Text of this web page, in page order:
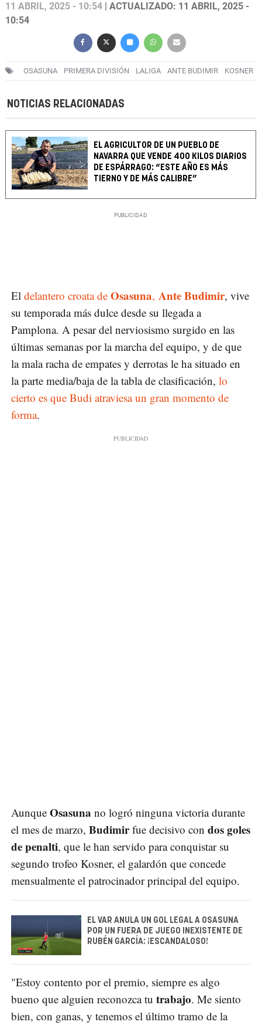
11 ABRIL, 2025 - 10:54 | ACTUALIZADO: 11 ABRIL, 2025 -
10:54
OSASUNA PRIMERA DIVISIÓN LALIGA ANTE BUDIMIR KOSNER
NOTICIAS RELACIONADAS
EL AGRICULTOR DE UN PUEBLO DE
NAVARRA QUE VENDE 400 KILOS DIARIOS
DE ESPÁRRAGO: “ESTE AÑO ES MÁS
TIERNO Y DE MÁS CALIBRE”
El delantero croata de Osasuna, Ante Budimir, vive
su temporada más dulce desde su llegada a
Pamplona. A pesar del nerviosismo surgido en las
últimas semanas por la marcha del equipo, y de que
la mala racha de empates y derrotas le ha situado en
la parte media/baja de la tabla de clasificación, lo
cierto es que Budi atraviesa un gran momento de
forma.
Aunque Osasuna no logró ninguna victoria durante
el mes de marzo, Budimirfue decisivo con dos goles
de penalti, que le han servido para conquistar su
segundo trofeo Kosner, el galardón que concede
mensualmente el patrocinador principal del equipo.
EL VAR ANULA UN GOL LEGAL A OSASUNA
POR UN FUERA DE JUEGO INEXISTENTE DE
RUBÉN GARCÍA: ¡ESCANDALOSO!
"Estoy contento por el premio, siempre es algo
bueno que alguien reconozca tu trabajo. Me siento
bien, con ganas, y tenemos el último tramo de la